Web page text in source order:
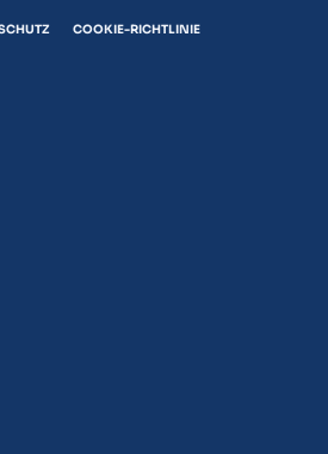
COOKIE-RICHTLINIE